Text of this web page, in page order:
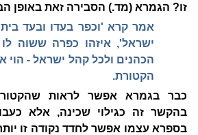
זו? הגמרא (מד.) הסבירה זאת באופן
אמר קרא 'וכפר בעדו ובעד
ישראל', איזהו כפרה ששוה לו
הכהנים ולכל קהל ישראל - הוי
הקטורת.
כבר בגמרא אפשר לראות
בהקשר זה כגילוי שכינה, אלא
בספרא עצמו אפשר לחדד נקודה זו